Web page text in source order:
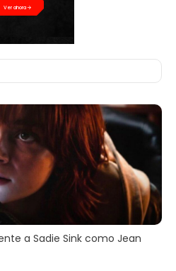
Ver ahora
a Sadie Sink como Jean